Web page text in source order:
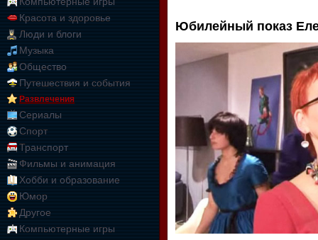
Красота и здоровье
Люди и блоги
Музыка
Общество
Путешествия и события
Развлечения
Сериалы
Спорт
Транспорт
Фильмы и анимация
Хобби и образование
Юмор
Другое
Компьютерные игры
Юбилейный показ